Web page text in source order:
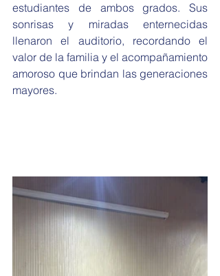
estudiantes de ambos grados. Sus
sonrisas y miradas enternecidas
llenaron el auditorio, recordando el
valor de la familia y el acompañamiento
amoroso que brindan las generaciones
mayores.